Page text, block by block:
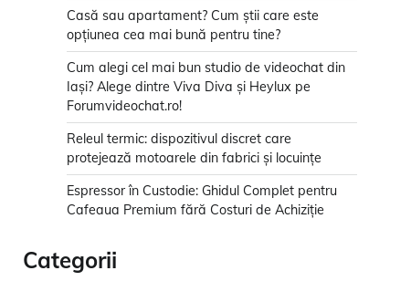
Casă sau apartament? Cum știi care este
opțiunea cea mai bună pentru tine?
Cum alegi cel mai bun studio de videochat din
Iași? Alege dintre Viva Diva și Heylux pe
Forumvideochat.ro!
Releul termic: dispozitivul discret care
protejează motoarele din fabrici și locuințe
Espressor în Custodie: Ghidul Complet pentru
Cafeaua Premium fără Costuri de Achiziție
Categorii